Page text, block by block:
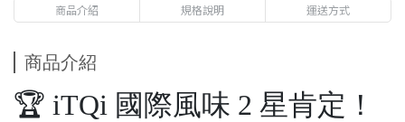
商品介紹 規格說明 運送方式
商品介紹
🏆 iTQi 國際風味 2 星肯定！